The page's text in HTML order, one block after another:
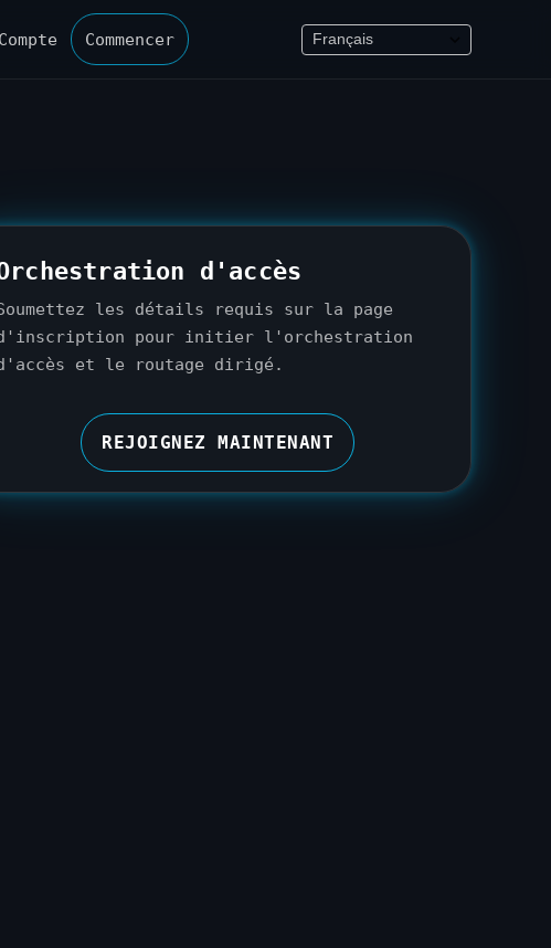
Compte Commencer
d'accès
les détails requis sur la page
pour initier l'orchestration
et le routage dirigé.
REJOIGNEZ MAINTENANT